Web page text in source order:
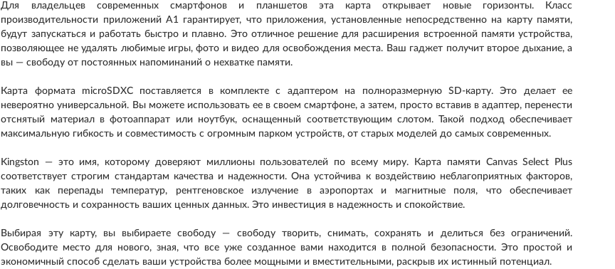
Для владельцев современных смартфонов и планшетов эта карта открывает новые горизонты. Класс
производительности приложений A1 гарантирует, что приложения, установленные непосредственно на карту памяти,
будут запускаться и работать быстро и плавно. Это отличное решение для расширения встроенной памяти устройства,
позволяющее не удалять любимые игры, фото и видео для освобождения места. Ваш гаджет получит второе дыхание, а
вы — свободу от постоянных напоминаний о нехватке памяти.
Карта формата microSDXC поставляется в комплекте с адаптером на полноразмерную SD-карту. Это делает ее
невероятно универсальной. Вы можете использовать ее в своем смартфоне, а затем, просто вставив в адаптер, перенести
отснятый материал в фотоаппарат или ноутбук, оснащенный соответствующим слотом. Такой подход обеспечивает
максимальную гибкость и совместимость с огромным парком устройств, от старых моделей до самых современных.
Kingston — это имя, которому доверяют миллионы пользователей по всему миру. Карта памяти Canvas Select Plus
соответствует строгим стандартам качества и надежности. Она устойчива к воздействию неблагоприятных факторов,
таких как перепады температур, рентгеновское излучение в аэропортах и магнитные поля, что обеспечивает
долговечность и сохранность ваших ценных данных. Это инвестиция в надежность и спокойствие.
Выбирая эту карту, вы выбираете свободу — свободу творить, снимать, сохранять и делиться без ограничений.
Освободите место для нового, зная, что все уже созданное вами находится в полной безопасности. Это простой и
экономичный способ сделать ваши устройства более мощными и вместительными, раскрыв их истинный потенциал.